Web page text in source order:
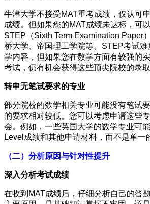
牛津大学不接受MAT重考成绩，仅认可
成绩。但如果您的MAT成绩未达标，可
STEP（Sixth Term Examination Paper
桥大学、帝国理工学院等。STEP考试
学内容，但如果您在数学方面有较强的
考试，仍有机会获得这些顶尖院校的录取
转申无笔试要求的专业
部分院校的数学相关专业可能没有笔试
的要求相对较低。您可以考虑申请这些
会。例如，一些英国大学的数学专业可
Level成绩和其他申请材料，而不是单一
（二）分析原因与针对性提升
深入分析考试成绩
在收到MAT成绩后，仔细分析自己的答